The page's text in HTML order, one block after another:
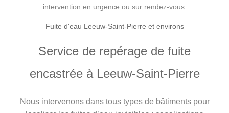
intervention en urgence ou sur rendez-vous.
Fuite d'eau Leeuw-Saint-Pierre et environs
Service de repérage de fuite
encastrée à Leeuw-Saint-Pierre
Nous intervenons dans tous types de bâtiments pour